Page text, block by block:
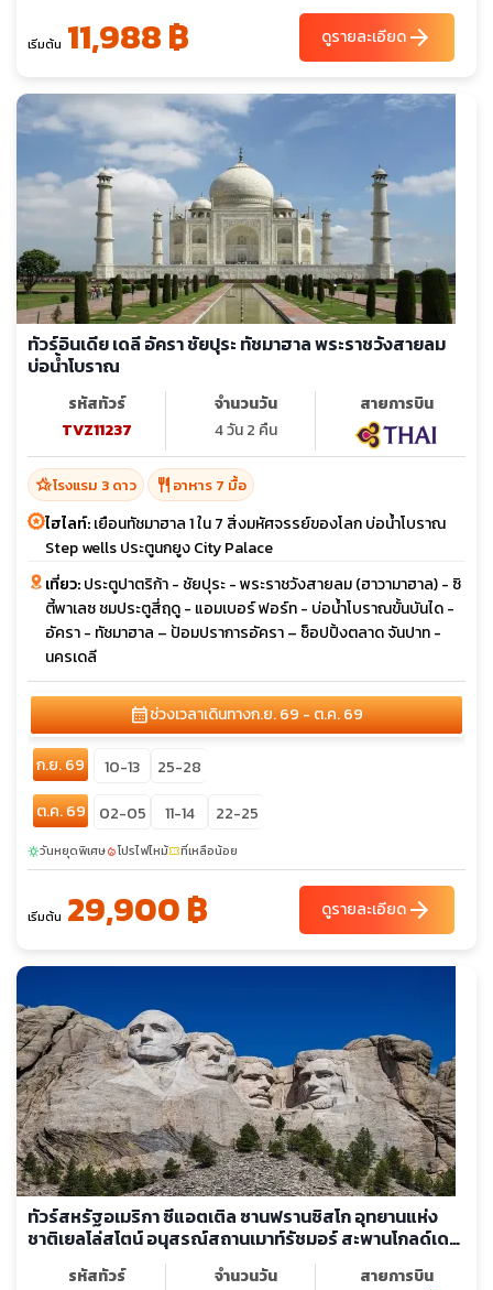
เริ่มต้น 11,988 ฿ ดูรายละเอียดarrow_forward
ทัวร์อินเดีย เดลี อัครา ชัยปุระ ทัชมาฮาล พระราชวังสายลม
บ่อน้ำโบราณ
รหัสทัวร์
TVZ11237
จำนวนวัน
4 วัน 2 คืน
สายการบิน
hotel_classโรงแรม 3 ดาว restaurant อาหาร 7 มื้อ
ไฮไลท์:เยือนทัชมาฮาล 1 ใน 7 สิ่งมหัศจรรย์ของโลก บ่อน้ำโบราณ
Step wells ประตูนกยูง City Palace
เที่ยว:ประตูปาตริก้า - ชัยปุระ - พระราชวังสายลม (ฮาวามาฮาล) - ซิ
ตี้พาเลซ ชมประตูสี่ฤดู - แอมเบอร์ ฟอร์ท - บ่อน้ำโบราณขั้นบันได -
อัครา - ทัชมาฮาล – ป้อมปราการอัครา – ช็อปปิ้งตลาด จันปาท -
นครเดลี
calendar_monthช่วงเวลาเดินทางก.ย. 69 - ต.ค. 69
ก.ย. 69 10-13
25-28
ต.ค. 69
02-05 11-14 22-25
sunnyวันหยุดพิเศษlocal_fire_departmentโปรไฟไหม้confirmation_numberที่เหลือน้อย
เริ่มต้น 29,900 ฿ ดูรายละเอียดarrow_forward
ทัวร์สหรัฐอเมริกา ซีแอตเติล ซานฟรานซิสโก อุทยานแห่ง
ชาติเยลโล่สโตน์ อนุสรณ์สถานเมาท์รัชมอร์ สะพานโกลด์เดน
เกต (บินภายใน 2ขา)
รหัสทัวร์
จำนวนวัน
สายการบิน